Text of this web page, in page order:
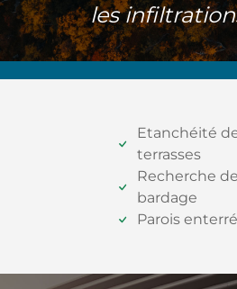
les
Etanchéité
terrasses
Recherche
bardage
Parois